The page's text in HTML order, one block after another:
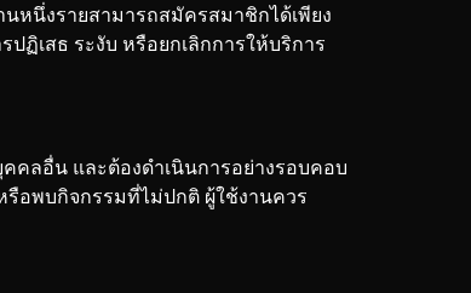
นหนึ่งรายสามารถสมัครสมาชิกได้เพียง
ฏิเสธ ระงับ หรือยกเลิกการให้บริการ
คลอื่น และต้องดำเนินการอย่างรอบคอบ
อพบกิจกรรมที่ไม่ปกติ ผู้ใช้งานควร